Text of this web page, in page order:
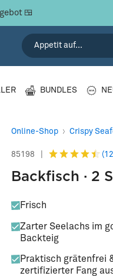
🍱
BUNDLES
Online-Shop Crispy
85198
Backfisch · 2
Frisch
Zarter Seelachs im
Backteig
Praktisch grätenfrei
zertifizierter Fang